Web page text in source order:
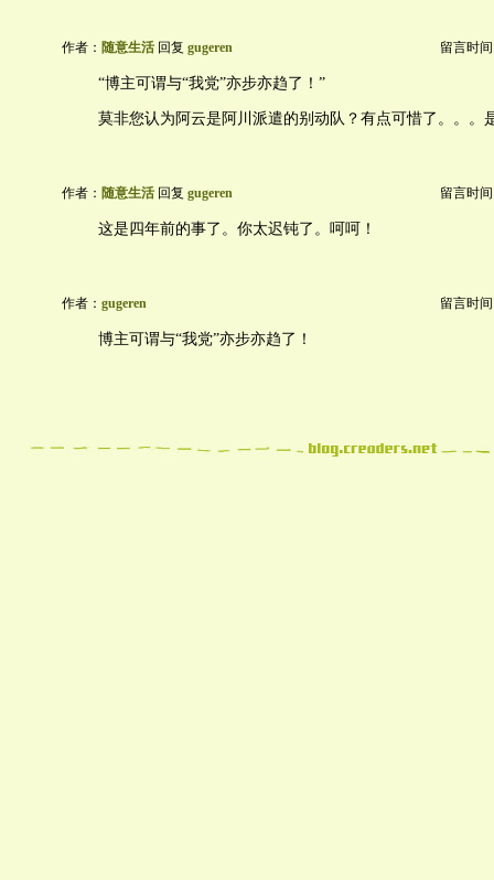
作者： 随意生活 回复 gugeren 留言时间
“博主可谓与“我党”亦步亦趋了！”
莫非您认为阿云是阿川派遣的别动队？有点可惜了。。。
作者： 随意生活 回复 gugeren 留言时间
这是四年前的事了。你太迟钝了。呵呵！
作者： gugeren 留言时间
博主可谓与“我党”亦步亦趋了！